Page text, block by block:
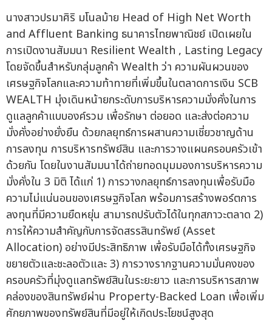
นางสาวปรมาศิริ มโนลม้าย Head of High Net Worth
and Affluent Banking ธนาคารไทยพาณิชย์ เปิดเผยใน
การเปิดงานสัมมนา Resilient Wealth , Lasting Legacy
โดยจัดขึ้นสำหรับกลุ่มลูกค้า Wealth ว่า ความผันผวนของ
เศรษฐกิจโลกและความท้าทายที่เพิ่มขึ้นในตลาดการเงิน SCB
WEALTH มุ่งเดินหน้ายกระดับการบริหารความมั่งคั่งในการ
ดูแลลูกค้าแบบองค์รวม เพื่อรักษา ต่อยอด และส่งต่อความ
มั่งคั่งอย่างยั่งยืน ด้วยกลยุทธ์การผสานความเชี่ยวชาญด้าน
การลงทุน การบริหารทรัพย์สิน และการวางแผนครอบครัวเข้า
ด้วยกัน โดยในงานสัมมนาได้ถ่ายทอดมุมมองการบริหารความ
มั่งคั่งใน 3 มิติ ได้แก่ 1) การวางกลยุทธ์การลงทุนเพื่อรับมือ
ความไม่แน่นอนของเศรษฐกิจโลก พร้อมการสร้างพอร์ตการ
ลงทุนที่มีความยืดหยุ่น สามารถปรับตัวได้ในทุกสภาวะตลาด 2)
การให้ความสำคัญกับการจัดสรรสินทรัพย์ (Asset
Allocation) อย่างมีประสิทธิภาพ เพื่อรับมือได้ทั้งเศรษฐกิจ
ขยายตัวและชะลอตัวและ 3) การวางรากฐานความมั่นคงของ
ครอบครัวที่มุ่งดูแลทรัพย์สินในระยะยาว และการบริหารสภาพ
คล่องของสินทรัพย์ผ่าน Property-Backed Loan เพื่อเพิ่ม
ศักยภาพของทรัพย์สินที่มีอยู่ให้เกิดประโยชน์สูงสุด